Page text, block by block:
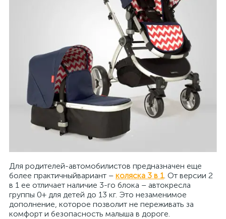
Для родителей-автомобилистов предназначен еще
более практичныйвариант – коляска 3 в 1. От версии 2
в 1 ее отличает наличие 3-го блока – автокресла
группы 0+ для детей до 13 кг. Это незаменимое
дополнение, которое позволит не переживать за
комфорт и безопасность малыша в дороге.